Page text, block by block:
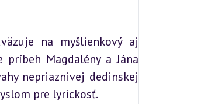
na myšlienkový aj
Magdalény a Jána
nepriaznivej dedinskej
pre lyrickosť.